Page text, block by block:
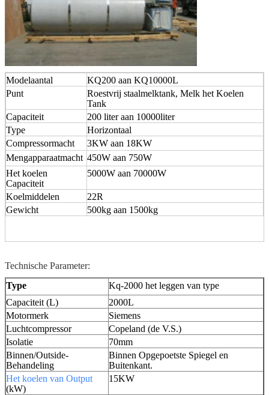
Modelaantal
KQ200 aan KQ10000L
Punt
Roestvrij staalmelktank, Melk het Koelen
Tank
Capaciteit
200 liter aan 10000liter
Type
Horizontaal
Compressormacht
3KW aan 18KW
Mengapparaatmacht 450W aan 750W
Het koelen
Capaciteit
5000W aan 70000W
Koelmiddelen
22R
Gewicht
500kg aan 1500kg
Technische Parameter:
Type
Kq-2000 het leggen van type
Capaciteit (L)
2000L
Motormerk
Siemens
Luchtcompressor
Copeland (de V.S.)
Isolatie
70mm
Binnen/Outside-
Behandeling
Binnen Opgepoetste Spiegel en
Buitenkant.
Het koelen van Output
(kW)
15KW